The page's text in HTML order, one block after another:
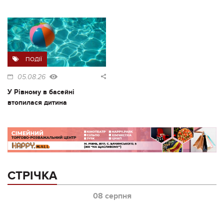
ПОДІЇ
05.08.26
У Рівному в басейні
втопилася дитина
СТРІЧКА
08 серпня